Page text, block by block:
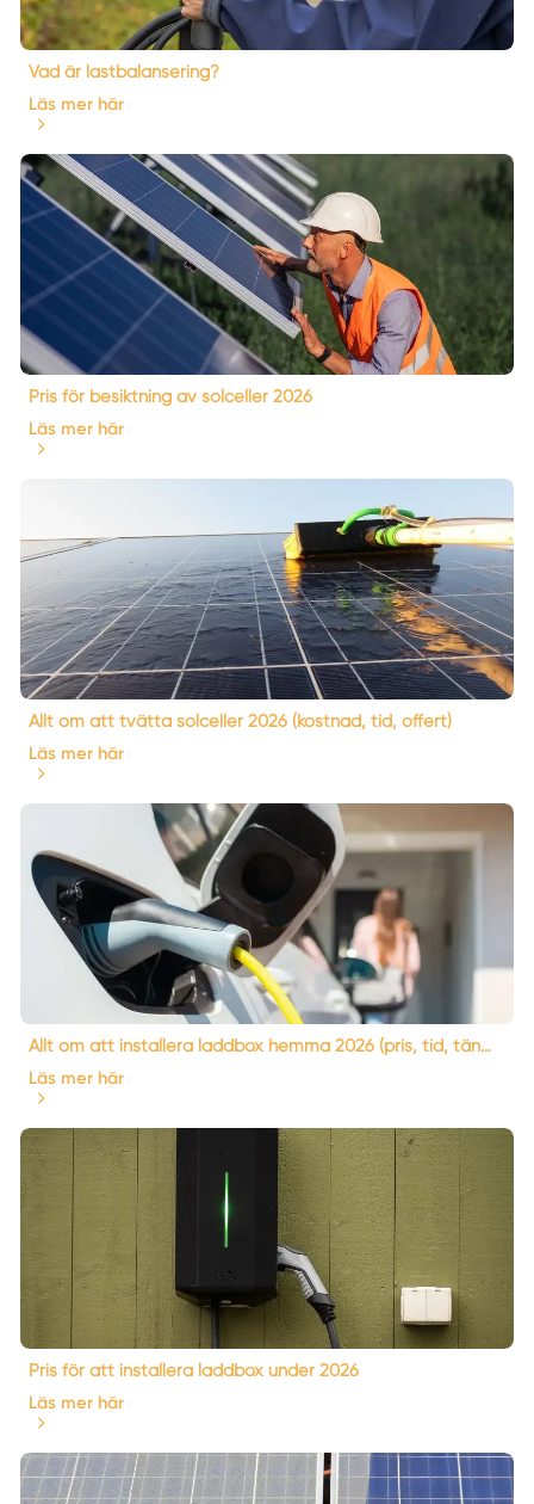
Vad är lastbalansering?
Läs mer här
Pris för besiktning av solceller 2026
Läs mer här
Allt om att tvätta solceller 2026 (kostnad, tid, offert)
Läs mer här
Allt om att installera laddbox hemma 2026 (pris, tid, tän...
Läs mer här
Pris för att installera laddbox under 2026
Läs mer här